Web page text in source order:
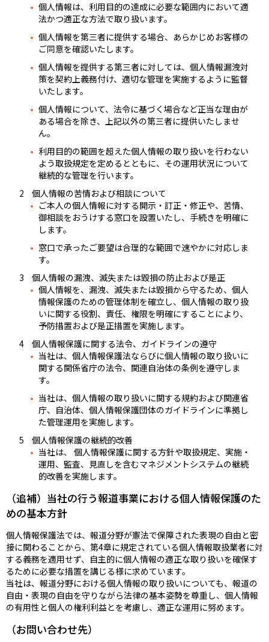
個人情報は、利用目的の達成に必要な範囲内において適
法かつ適正な方法で取り扱います。
個人情報を第三者に提供する場合、あらかじめお客様の
ご同意を確認いたします。
個人情報を提供する第三者に対しては、個人情報漏洩対
策を契約上義務付け、適切な管理を実施するように監督
いたします。
個人情報について、法令に基づく場合など正当な理由が
ある場合を除き、上記以外の第三者に提供いたしませ
ん。
利用目的の範囲を超えた個人情報の取り扱いを行わない
よう取扱規定を定めるとともに、その運用状況について
継続的な管理を行います。
個人情報の苦情および相談について
ご本人の個人情報に対する開示・訂正・修正や、苦情、
御相談をおうけする窓口を設置いたし、手続きを明確に
します。
窓口で承ったご要望は合理的な範囲で速やかに対応しま
す。
個人情報の漏洩、滅失または毀損の防止および是正
個人情報を、漏洩、滅失または毀損から守るため、個人
情報保護のための管理体制を確立し、個人情報の取り扱
いに関する役割、責任、権限を明確にすることにより、
予防措置および是正措置を実施します。
個人情報保護に関する法令、ガイドラインの遵守
当社は、個人情報保護法ならびに個人情報の取り扱いに
関する関係省庁の法令、関連自治体の条例を遵守しま
す。
当社は、個人情報の取り扱いに関する規約および関連省
庁、自治体、個人情報保護団体のガイドラインに準拠し
た管理運用を実施します。
個人情報保護の継続的改善
当社は、 個人情報保護に関する方針や取扱規定、実施・
運用、監査、見直しを含むマネジメントシステムの継続
的改善を実施します。
（追補）当社の行う報道事業における個人情報保護のた
めの基本方針
個人情報保護法では、報道分野が憲法で保障された表現の自由と密
接に関わることから、第4章に規定されている個人情報取扱業者に対
する義務を適用せず、自主的に個人情報の適正な取り扱いを確保す
るために必要な措置を講じる様に求めています。
当社は、報道分野における個人情報の取り扱いについても、報道の
自由・表現の自由を守りながら法律の基本姿勢を尊重し、個人情報
の有用性と個人の権利利益とを考慮し、適正な運用に努めます。
（お問い合わせ先）